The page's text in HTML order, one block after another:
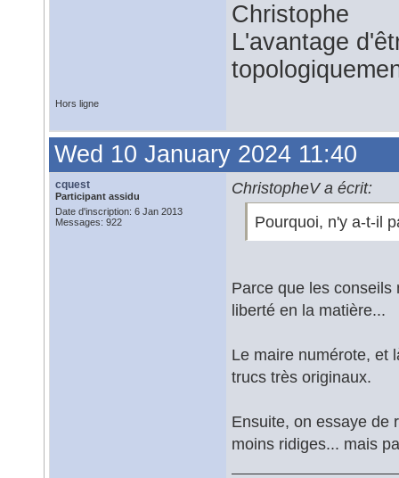
Christophe
L'avantage
Hors ligne
Wed 10 January 2024 11:40
cquest
Participant assidu
Date d'inscription: 6 Jan 2013
Messages: 922
ChristopheV a écrit:
Pourquoi, n'y a-t-il
Parce que les
liberté en la matière...
Le maire numérote, et
trucs très originaux.
Ensuite, on essaye de
moins ridiges... mais